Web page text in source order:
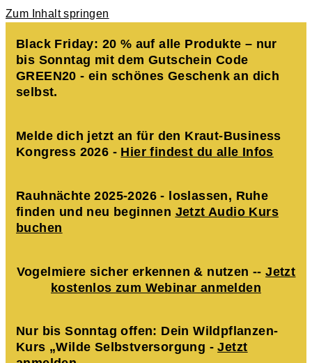
Zum Inhalt springen
Black Friday: 20 % auf alle Produkte – nur
bis Sonntag mit dem Gutschein Code
GREEN20 - ein schönes Geschenk an dich
selbst.
Melde dich jetzt an für den Kraut-Business
Kongress 2026 - Hier findest du alle Infos
Rauhnächte 2025-2026 - loslassen, Ruhe
finden und neu beginnen Jetzt Audio Kurs
buchen
Vogelmiere sicher erkennen & nutzen --Jetzt
kostenlos zum Webinar anmelden
Nur bis Sonntag offen: Dein Wildpflanzen-
Kurs „Wilde Selbstversorgung -Jetzt